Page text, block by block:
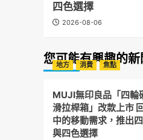
四色選擇
2026-08-06
您可能有興趣的新
地方 消費 焦點
MUJI無印良品「四輪
滑拉桿箱」改款上市
中的移動需求，推出
與四色選擇